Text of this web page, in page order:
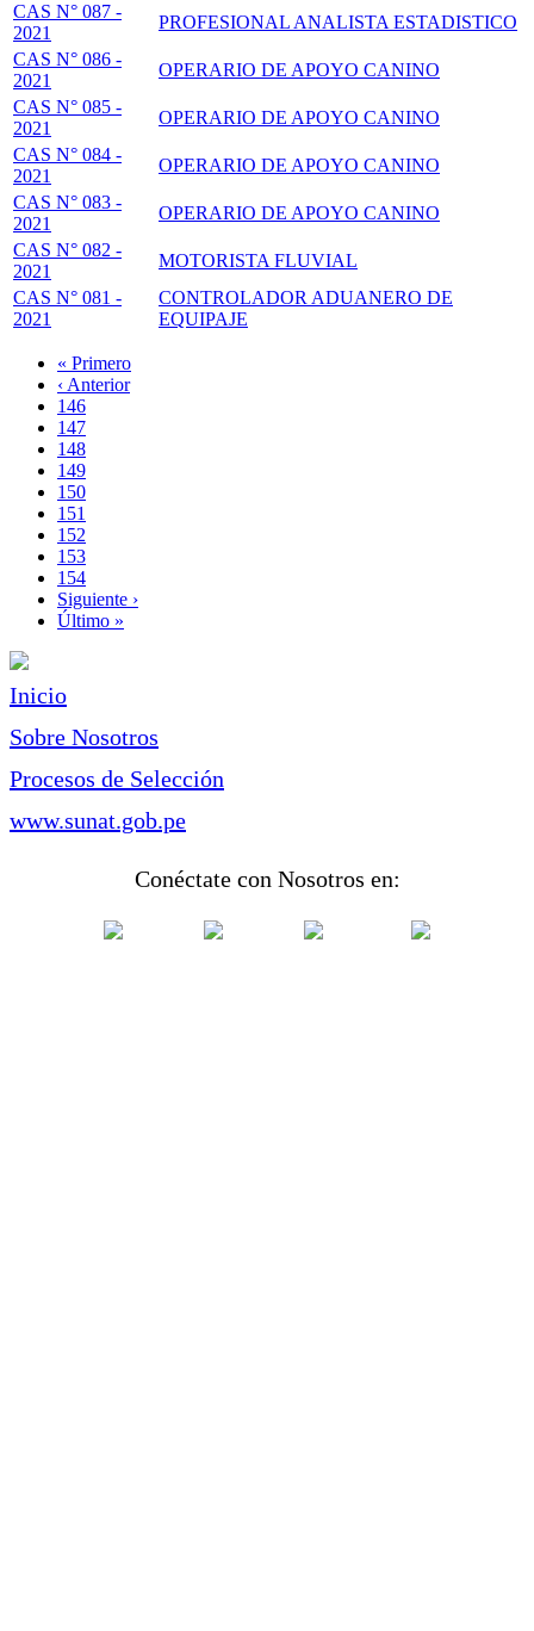
CAS N° 087 -
2021
PROFESIONAL ANALISTA ESTADISTICO
CAS N° 086 -
2021
OPERARIO DE APOYO CANINO
CAS N° 085 -
2021
OPERARIO DE APOYO CANINO
CAS N° 084 -
2021
OPERARIO DE APOYO CANINO
CAS N° 083 -
2021
OPERARIO DE APOYO CANINO
CAS N° 082 -
2021
MOTORISTA FLUVIAL
CAS N° 081 -
2021
CONTROLADOR ADUANERO DE
EQUIPAJE
Paginación
Primera
página
« Primero
Página
anterior
‹ Anterior
Page
146
Page
147
Page
148
Page
149
Página
actual
150
Page
151
Page
152
Page
153
Page
154
Siguiente
página
Siguiente ›
Última
Último »
Inicio
Sobre Nosotros
Procesos de Selección
www.sunat.gob.pe
Conéctate con Nosotros en: